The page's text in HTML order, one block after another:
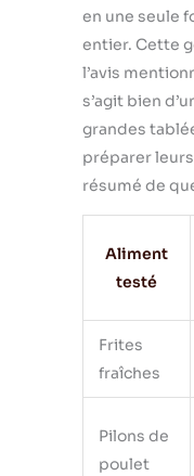
en une seule
entier. Cette
l’avis
s’agit bien
grandes
préparer
résumé de
Aliment
testé
Frites
fraîches
Pilons de
poulet